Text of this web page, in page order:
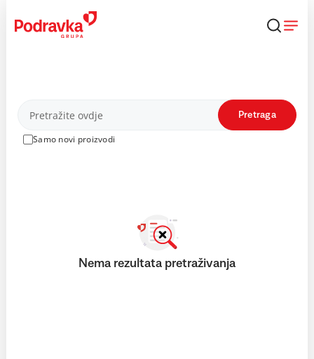
content
Proizvodi
Samo novi proizvodi
Pretraga
Nema rezultata pretraživanja